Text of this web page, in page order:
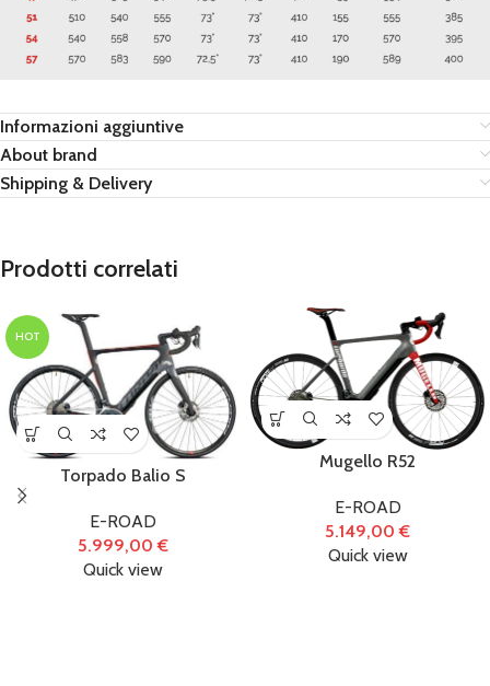
Informazioni aggiuntive
About brand
Shipping & Delivery
Prodotti correlati
HOT
Torpado Balio S
E-ROAD
5.999,00€
Quick view
Mugello R52
E-ROAD
5.149,00€
Quick view